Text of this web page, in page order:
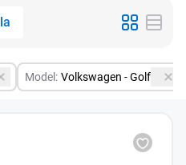
Model: Volkswagen - Golf